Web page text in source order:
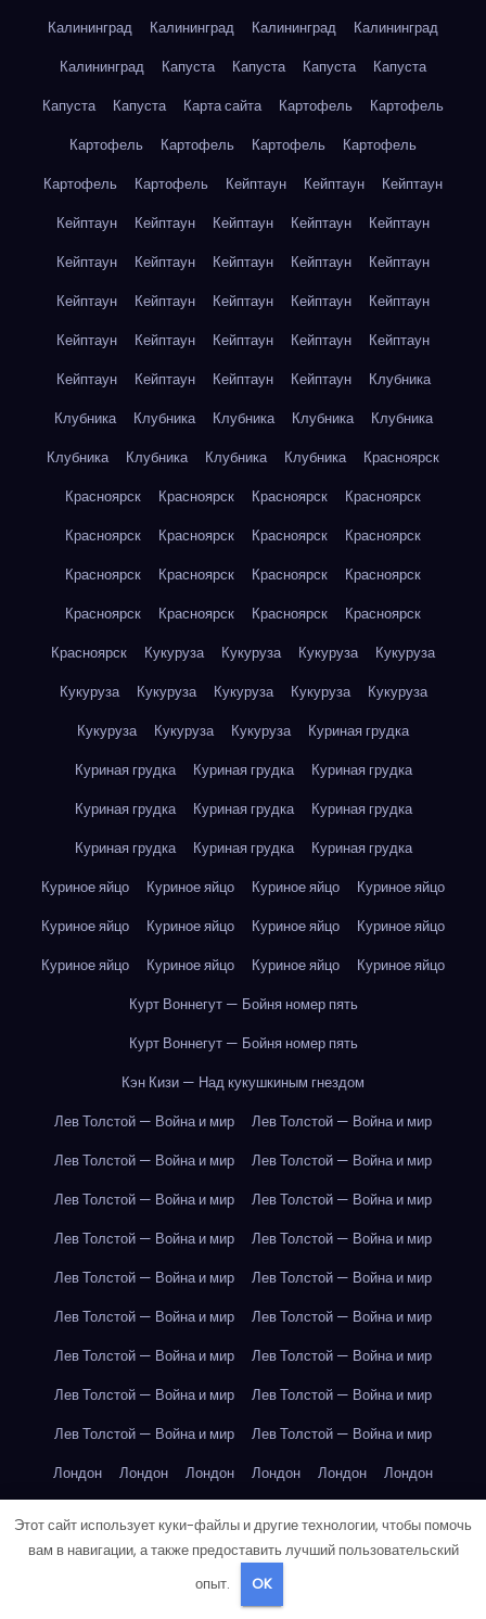
Калининград
Калининград Калининград
Калининград
Калининград
Капуста Капуста Капуста
Капуста
Капуста
Капуста Карта сайта Картофель
Картофель
Картофель
Картофель Картофель
Картофель
Картофель
Картофель Кейптаун Кейптаун
Кейптаун
Кейптаун
Кейптаун Кейптаун Кейптаун
Кейптаун
Кейптаун
Кейптаун Кейптаун Кейптаун
Кейптаун
Кейптаун
Кейптаун Кейптаун Кейптаун
Кейптаун
Кейптаун
Кейптаун Кейптаун Кейптаун
Кейптаун
Кейптаун
Кейптаун Кейптаун Кейптаун
Клубника
Клубника
Клубника Клубника Клубника
Клубника
Клубника
Клубника Клубника Клубника
Красноярск
Красноярск
Красноярск Красноярск
Красноярск
Красноярск
Красноярск Красноярск
Красноярск
Красноярск
Красноярск Красноярск
Красноярск
Красноярск
Красноярск Красноярск
Красноярск
Красноярск
Кукуруза Кукуруза Кукуруза
Кукуруза
Кукуруза
Кукуруза Кукуруза Кукуруза
Кукуруза
Кукуруза
Кукуруза Кукуруза
Куриная грудка
Куриная грудка
Куриная грудка
Куриная грудка
Куриная грудка
Куриная грудка
Куриная грудка
Куриная грудка
Куриная грудка
Куриная грудка
Куриное яйцо
Куриное яйцо Куриное яйцо
Куриное яйцо
Куриное яйцо
Куриное яйцо Куриное яйцо
Куриное яйцо
Куриное яйцо
Куриное яйцо Куриное яйцо
Куриное яйцо
Курт Воннегут — Бойня номер пять
Курт Воннегут — Бойня номер пять
Кэн Кизи — Над кукушкиным гнездом
Лев Толстой — Война и мир
Лев Толстой — Война и мир
Лев Толстой — Война и мир
Лев Толстой — Война и мир
Лев Толстой — Война и мир
Лев Толстой — Война и мир
Лев Толстой — Война и мир
Лев Толстой — Война и мир
Лев Толстой — Война и мир
Лев Толстой — Война и мир
Лев Толстой — Война и мир
Лев Толстой — Война и мир
Лев Толстой — Война и мир
Лев Толстой — Война и мир
Лев Толстой — Война и мир
Лев Толстой — Война и мир
Лев Толстой — Война и мир
Лев Толстой — Война и мир
Лондон
Лондон Лондон Лондон Лондон
Лондон
Лондон
Лондон Лондон Лондон Лондон
Лондон
Лондон Лондон
Этот сайт использует куки-файлы и другие технологии, чтобы помочь
вам в навигации, а также предоставить лучший пользовательский
опыт.
OK